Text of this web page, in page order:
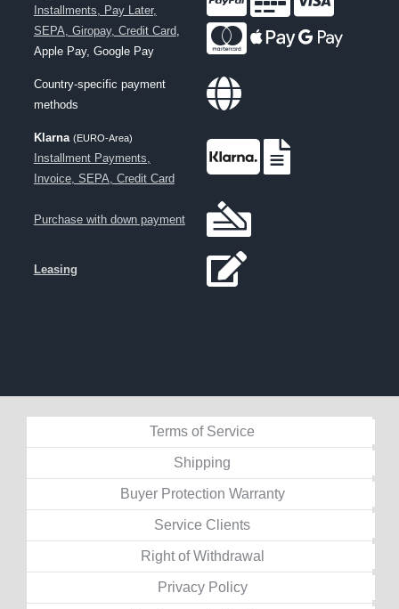
Installments, Pay Later,
SEPA, Giropay, Credit Card,
Apple Pay, Google Pay
Country-specific payment
methods
Klarna (EURO-Area)
Installment Payments,
Invoice, SEPA, Credit Card
Purchase with down payment
Leasing
Terms of Service
Shipping
Buyer Protection Warranty
Service Clients
Right of Withdrawal
Privacy Policy